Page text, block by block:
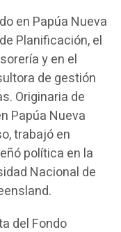
en Papúa Nueva
Planificación, el
y en el
de gestión
Originaria de
Papúa Nueva
trabajó en
política en la
Nacional de
del Fondo